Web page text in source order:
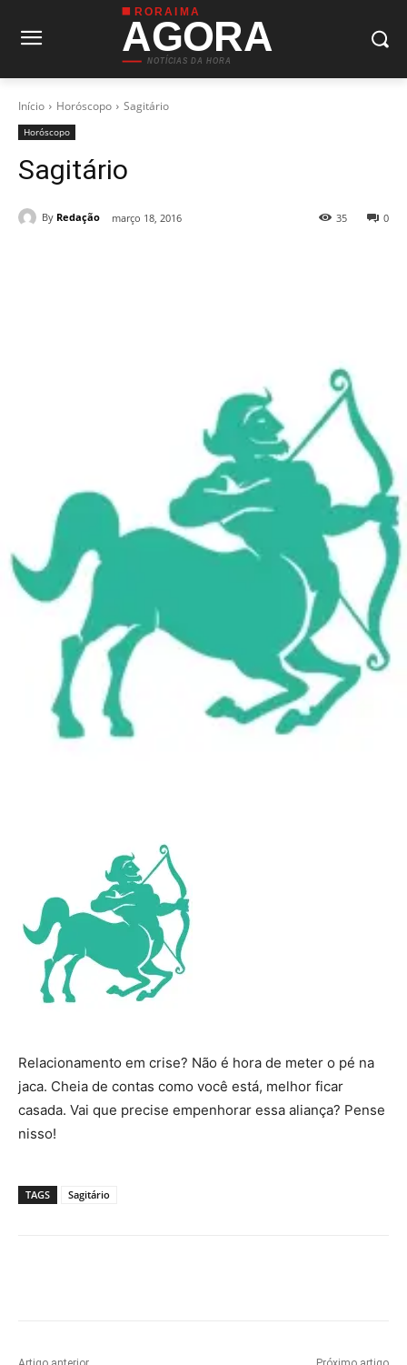
RORAIMA
AGORA
NOTÍCIAS DA HORA
Início Horóscopo Sagitário
Horóscopo
Sagitário
By Redação março 18, 2016 0
35
Relacionamento em crise? Não é hora de meter o pé na
jaca. Cheia de contas como você está, melhor ficar
casada. Vai que precise empenhorar essa aliança? Pense
nisso!
TAGS Sagitário